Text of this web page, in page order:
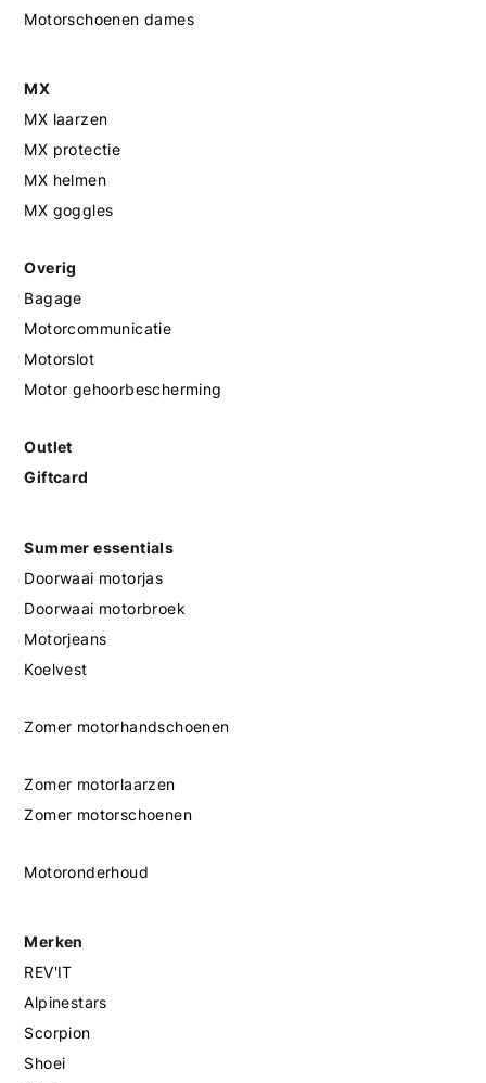
Motorschoenen dames
MX
MX laarzen
MX protectie
MX helmen
MX goggles
Overig
Bagage
Motorcommunicatie
Motorslot
Motor gehoorbescherming
Outlet
Giftcard
Summer essentials
Doorwaai motorjas
Doorwaai motorbroek
Motorjeans
Koelvest
Zomer motorhandschoenen
Zomer motorlaarzen
Zomer motorschoenen
Motoronderhoud
Merken
REV'IT
Alpinestars
Scorpion
Shoei